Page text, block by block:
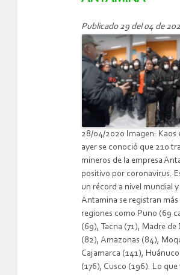
Publicado 29 del 04 de
28/04/2020 Imagen: Kaos
ayer se conoció que 210
mineros de la empresa
positivo por coronavirus.
un récord a nivel mundial
Antamina se registran más
regiones como Puno (69
(69), Tacna (71), Madre de
(82), Amazonas (84),
Cajamarca (141),
(176), Cusco (196). Lo